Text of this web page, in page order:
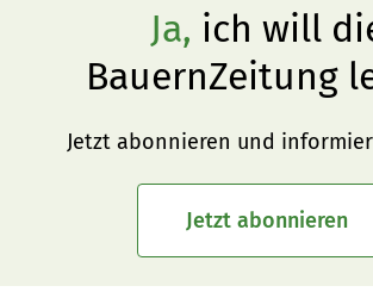
Ja, ich will
BauernZeitung
Jetzt abonnieren und
Jetzt abonnieren